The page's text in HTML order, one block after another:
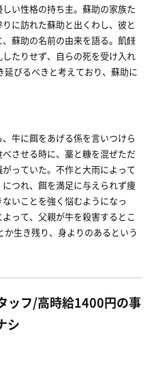
い性格の持ち主。蘇助の家族た
に訪れた蘇助と出くわし、彼と
蘇助の名前の由来を語る。飢饉
たりせず、自らの死を受け入れ
びるべきと考えており、蘇助に
牛に餌をあげる係を言いつけら
させる時に、藁と糠を混ぜただ
っていた。不作と大雨によって
つれ、餌を満足に与えられず痩
いことを強く悩むようになっ
って、父親が牛を殺害するとこ
生き残り、身よりのあるという
ッフ/高時給1400円の事
シ